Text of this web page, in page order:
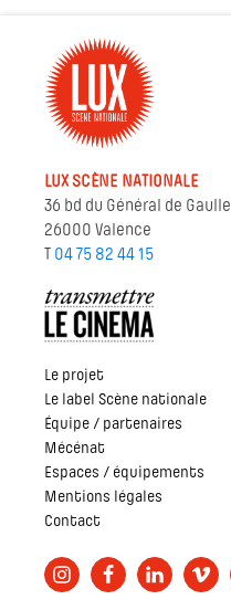
LUX SCÈNE NATIONALE
36 bd du Général de Gaulle
26000 Valence
T 04 75 82 44 15
Le projet
Le label Scène nationale
Équipe / partenaires
Mécénat
Espaces / équipements
Mentions légales
Contact